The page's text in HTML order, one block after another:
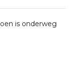
is onderweg